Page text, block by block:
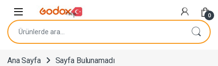
0
Ara:
Ana Sayfa Sayfa Bulunamadı